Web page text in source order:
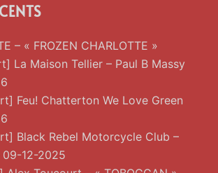
– « FROZEN CHARLOTTE »
La Maison Tellier – Paul B Massy
Feu! Chatterton We Love Green
Black Rebel Motorcycle Club –
09-12-2025